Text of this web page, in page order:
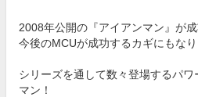
2008年公開の『アイアンマン』が
今後のMCUが成功するカギにもなり
シリーズを通して数々登場するパ
マン！